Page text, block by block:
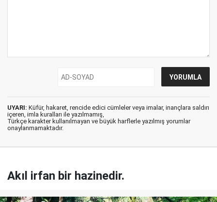
UYARI: Küfür, hakaret, rencide edici cümleler veya imalar, inançlara saldırı
içeren, imla kuralları ile yazılmamış,
Türkçe karakter kullanılmayan ve büyük harflerle yazılmış yorumlar
onaylanmamaktadır.
Akıl irfan bir hazinedir.